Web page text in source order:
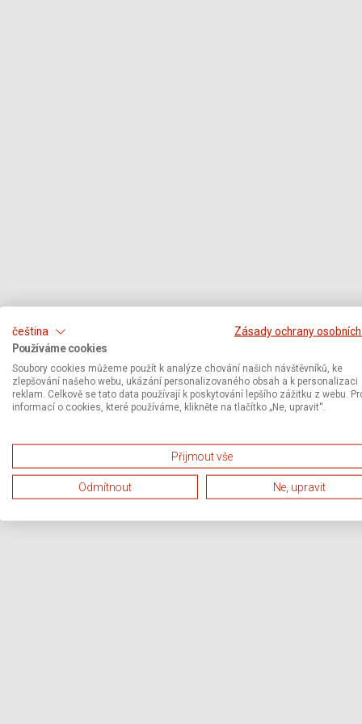
čeština
Zásady ochrany
Používáme cookies
Soubory cookies můžeme použít k analýze chování našich návštěvníků, ke
zlepšování našeho webu, ukázání personalizovaného obsah a k personalizaci
reklam. Celkově se tato data používají k poskytování lepšího zážitku z webu.
informací o cookies, které používáme, klikněte na tlačítko „Ne, upravit“.
Přijmout vše
Odmítnout Ne, upravit